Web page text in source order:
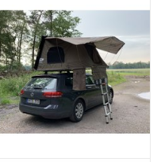
Dachzelt hat eine Markise von
300x350cm, die Sie separat
anbringen können.